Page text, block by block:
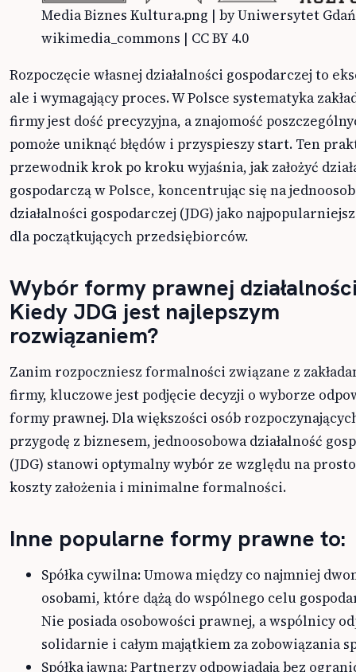
Media Biznes Kultura.png | by Uniwersytet
wikimedia_commons | CC BY 4.0
Rozpoczęcie własnej działalności gospodarczej to
ale i wymagający proces. W Polsce systematyka
firmy jest dość precyzyjna, a znajomość
pomoże uniknąć błędów i przyspieszy start. Ten
przewodnik krok po kroku wyjaśnia, jak założyć
gospodarczą w Polsce, koncentrując się na
działalności gospodarczej (JDG) jako
dla początkujących przedsiębiorców.
Wybór formy prawnej
Kiedy JDG jest najlepszym
rozwiązaniem?
Zanim rozpoczniesz formalności związane z
firmy, kluczowe jest podjęcie decyzji o wyborze
formy prawnej. Dla większości osób
przygodę z biznesem, jednoosobowa działalność
(JDG) stanowi optymalny wybór ze względu na
koszty założenia i minimalne formalności.
Inne popularne formy prawne to:
Spółka cywilna: Umowa między co najmniej
osobami, które dążą do wspólnego celu
Nie posiada osobowości prawnej, a wspólnicy
solidarnie i całym majątkiem za zobowiązania
Spółka jawna: Partnerzy odpowiadają bez